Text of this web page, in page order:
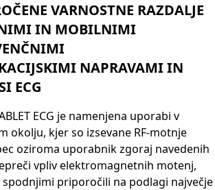
VARNOSTNE RAZDALJE
IN MOBILNIMI
NAPRAVAMI IN
ECG
ECG je namenjena uporabi v
okolju, kjer so izsevane RF-motnje
oziroma uporabnik zgoraj navedenih
vpliv elektromagnetnih motenj,
spodnjimi priporočili na podlagi največje